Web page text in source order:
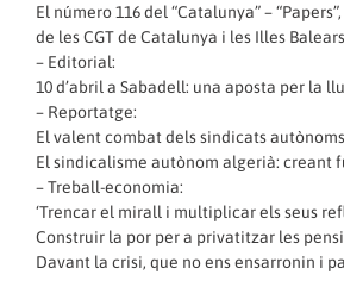
El número 116 del “Catalunya” –
de les CGT de Catalunya i les Illes
– Editorial:
10 d’abril a Sabadell: una aposta per la
– Reportatge:
El valent combat dels sindicats
El sindicalisme autònom algerià: creant
– Treball-economia:
‘Trencar el mirall i multiplicar els seus
Construir la por per a privatitzar les
Davant la crisi, que no ens ensarronin i